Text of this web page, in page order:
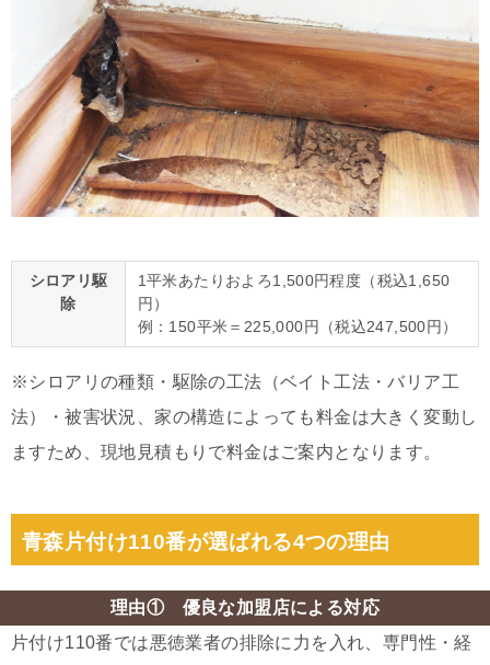
シロアリ駆
除
1平米あたりおよろ1,500円程度（税込1,650
円）
例：150平米＝225,000円（税込247,500円）
※シロアリの種類・駆除の工法（ベイト工法・バリア工
法）・被害状況、家の構造によっても料金は大きく変動し
ますため、現地見積もりで料金はご案内となります。
青森片付け110番が選ばれる4つの理由
理由① 優良な加盟店による対応
片付け110番では悪徳業者の排除に力を入れ、専門性・経